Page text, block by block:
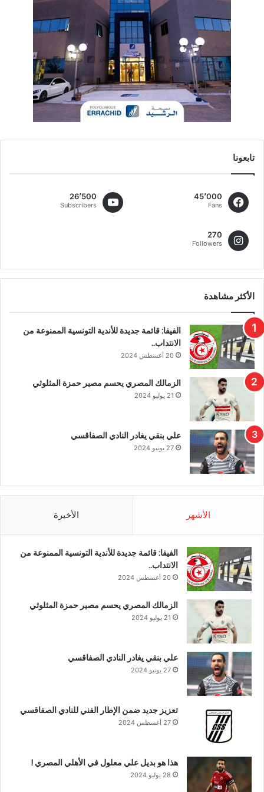
تابعونا
45٬000
Fans
26٬500
Subscribers
270
Followers
الأكثر مشاهدة
الفيفا: قائمة جديدة للأندية التونسية الممنوعة من
الانتداب..
20 أغسطس 2024
الزمالك المصري يحسم مصير حمزة المثلوثي
21 يوليو 2024
علي بنقي يغادر النادي الصفاقسي
27 يونيو 2024
الأشهر الأخيرة
الفيفا: قائمة جديدة للأندية التونسية الممنوعة من
الانتداب..
20 أغسطس 2024
الزمالك المصري يحسم مصير حمزة المثلوثي
21 يوليو 2024
علي بنقي يغادر النادي الصفاقسي
27 يونيو 2024
تعزيز جديد ضمن الإطار الفني للنادي الصفاقسي
27 أغسطس 2024
هذا هو بديل علي معلول في الأهلي المصري !
28 يوليو 2024